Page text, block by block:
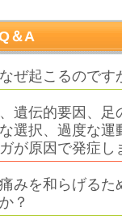
＆A
ぜ起こるのです
遺伝的要因、足
選択、過度な運
が原因で発症し
みを和らげるた
？